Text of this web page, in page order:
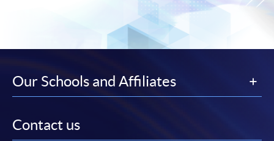
Our Schools and Affiliates
Contact us